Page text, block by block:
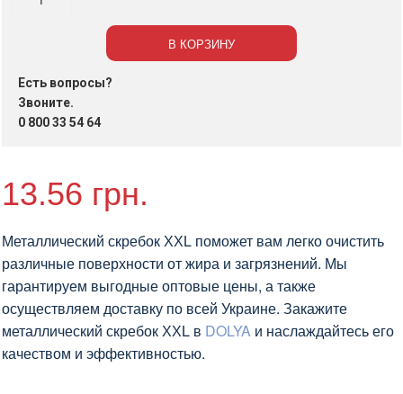
Скребок
металлический
20грм
1шт
(400шт/
В КОРЗИНУ
Есть вопросы?
Звоните.
0 800 33 54 64
13.56 грн.
Металлический скребок ХХL поможет вам легко очистить
различные поверхности от жира и загрязнений. Мы
гарантируем выгодные оптовые цены, а также
осуществляем доставку по всей Украине. Закажите
металлический скребок ХХL в DOLYA и наслаждайтесь его
качеством и эффективностью.